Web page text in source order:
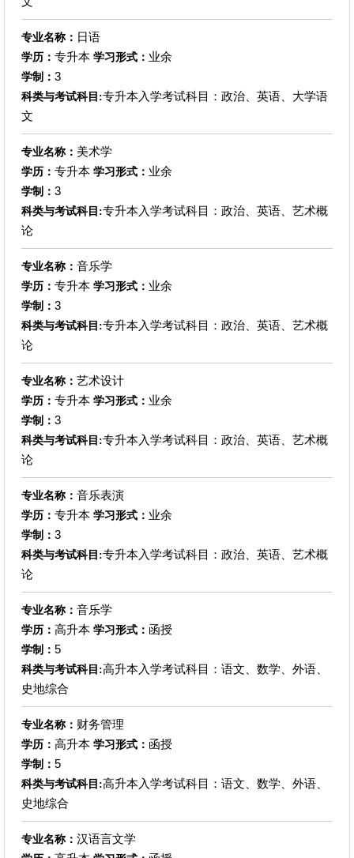
专业名称： 日语
学历： 专升本 学习形式： 业余
学制： 3
科类与考试科目:专升本入学考试科目：政治、英语、大学语
文
专业名称： 美术学
学历： 专升本 学习形式： 业余
学制： 3
科类与考试科目:专升本入学考试科目：政治、英语、艺术概
论
专业名称： 音乐学
学历： 专升本 学习形式： 业余
学制： 3
科类与考试科目:专升本入学考试科目：政治、英语、艺术概
论
专业名称： 艺术设计
学历： 专升本 学习形式： 业余
学制： 3
科类与考试科目:专升本入学考试科目：政治、英语、艺术概
论
专业名称： 音乐表演
学历： 专升本 学习形式： 业余
学制： 3
科类与考试科目:专升本入学考试科目：政治、英语、艺术概
论
专业名称： 音乐学
学历： 高升本 学习形式： 函授
学制： 5
科类与考试科目:高升本入学考试科目：语文、数学、外语、
史地综合
专业名称： 财务管理
学历： 高升本 学习形式： 函授
学制： 5
科类与考试科目:高升本入学考试科目：语文、数学、外语、
史地综合
专业名称： 汉语言文学